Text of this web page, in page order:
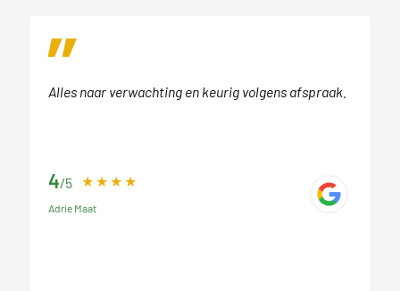
Alles naar verwachting en keurig volgens afspraak.
4/5
Adrie Maat